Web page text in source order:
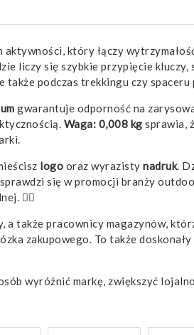
który łączy
liczy się szybkie przypięcie
podczas trekkingu czy spaceru
gwarantuje odporność na
Waga: 0,008 kg sprawia,
logo oraz wyrazisty nadruk.
się w promocji branży
🚴‍♂️
także pracownicy magazynów,
zakupowego. To także
wyróżnić markę, zwiększyć